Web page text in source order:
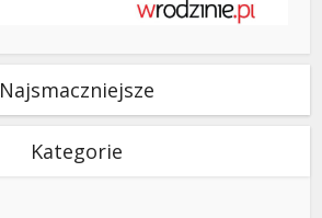
Najsmaczniejsze
Kategorie